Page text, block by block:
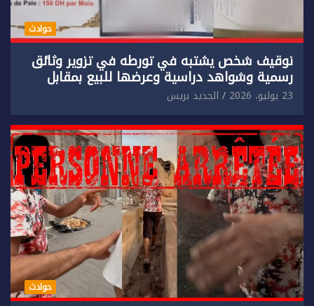
حوادث
توقيف شخص يشتبه في تورطه في تزوير وثائق
رسمية وشواهد دراسية وعرضها للبيع بمقابل
مادي.
23 يوليو، 2026 الجديد بريس
حوادث